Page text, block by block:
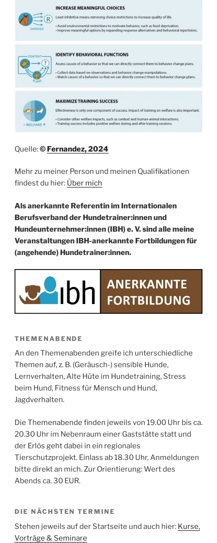
Quelle:© Fernandez, 2024
Mehr zu meiner Person und meinen Qualifikationen
findest du hier: Über mich
Als anerkannte Referentin im Internationalen
Berufsverband der Hundetrainer:innen und
Hundeunternehmer:innen (IBH) e. V. sind alle meine
Veranstaltungen IBH-anerkannte Fortbildungen für
(angehende) Hundetrainer:innen.
THEMENABENDE
An den Themenabenden greife ich unterschiedliche
Themen auf, z. B. (Geräusch-) sensible Hunde,
Lernverhalten, Alte Hüte im Hundetraining, Stress
beim Hund, Fitness für Mensch und Hund,
Jagdverhalten.
Die Themenabende finden jeweils von 19.00 Uhr bis ca.
20.30 Uhr im Nebenraum einer Gaststätte statt und
der Erlös geht dabei in ein regionales
Tierschutzprojekt. Einlass ab 18.30 Uhr, Anmeldungen
bitte direkt an mich. Zur Orientierung: Wert des
Abends ca. 30 EUR.
DIE NÄCHSTEN TERMINE
Stehen jeweils auf der Startseite und auch hier: Kurse,
Vorträge & Seminare